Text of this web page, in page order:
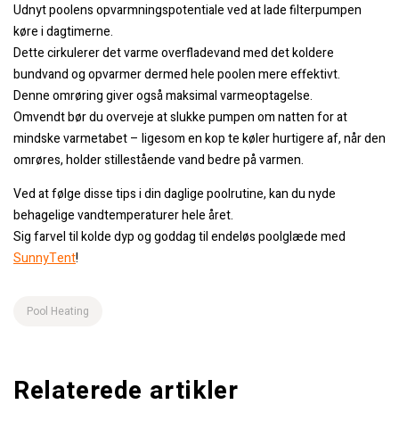
Udnyt poolens opvarmningspotentiale ved at lade filterpumpen
køre i dagtimerne.
Dette cirkulerer det varme overfladevand med det koldere
bundvand og opvarmer dermed hele poolen mere effektivt.
Denne omrøring giver også maksimal varmeoptagelse.
Omvendt bør du overveje at slukke pumpen om natten for at
mindske varmetabet – ligesom en kop te køler hurtigere af, når den
omrøres, holder stillestående vand bedre på varmen.
Ved at følge disse tips i din daglige poolrutine, kan du nyde
behagelige vandtemperaturer hele året.
Sig farvel til kolde dyp og goddag til endeløs poolglæde med
SunnyTent!
Pool Heating
Relaterede artikler